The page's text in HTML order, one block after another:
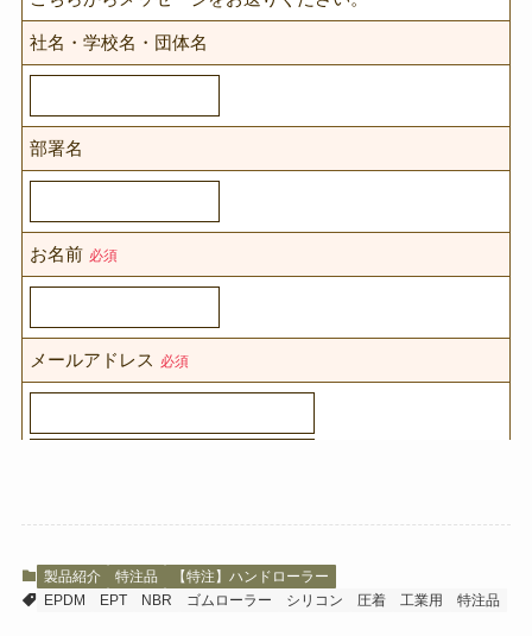
製品紹介 特注品
【特注】ハンドローラー
EPDM
EPT NBR ゴムローラー シリコン 圧着 工業用 特注品